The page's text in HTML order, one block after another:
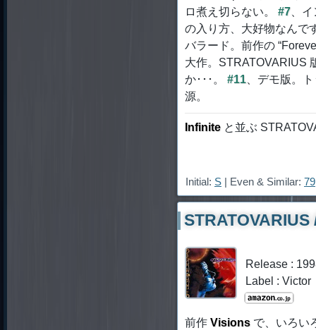
ロ煮え切らない。 #7 、
の入り方、大好物なんで
バラード。前作の
大作。STRATOVARIUS
か･･･。 #11 、デモ版。
源。
Infinite と並ぶ
Initial: S | Even & Similar: 79
Release :
Label : Victor
前作 Visions で、いろい